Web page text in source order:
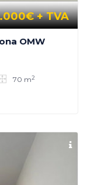
+ TVA
OMW
70 m2